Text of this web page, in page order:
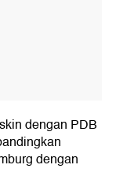
dengan PDB
dengan